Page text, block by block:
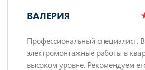
ВАЛЕРИЯ
Профессиональный специалист.
электромонтажные работы в
высоком уровне. Рекомендуем